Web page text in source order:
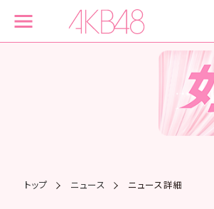
トップ ニュース ニュース詳細